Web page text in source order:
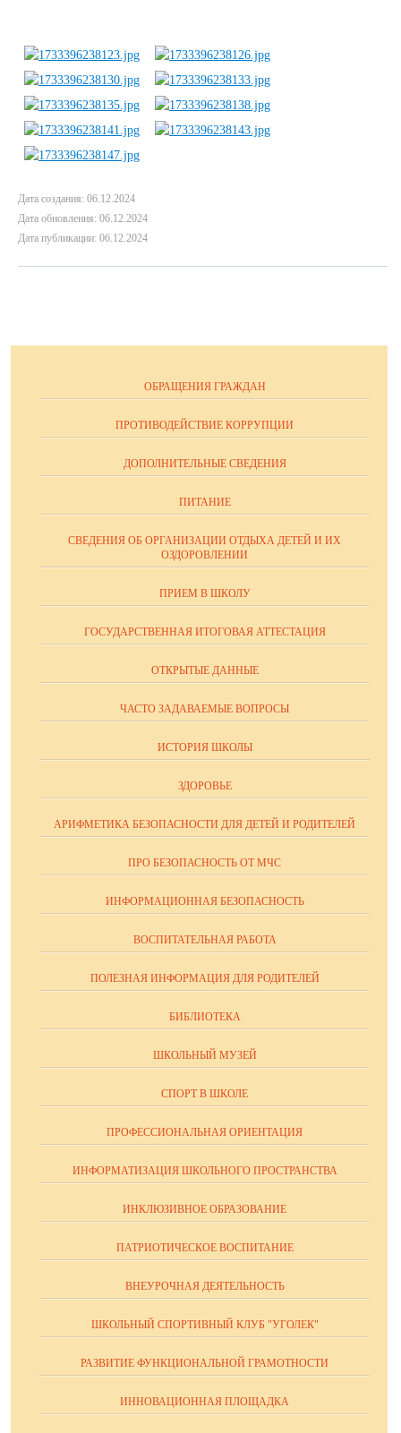
Дата создания: 06.12.2024
Дата обновления: 06.12.2024
Дата публикации: 06.12.2024
ОБРАЩЕНИЯ ГРАЖДАН
ПРОТИВОДЕЙСТВИЕ КОРРУПЦИИ
ДОПОЛНИТЕЛЬНЫЕ СВЕДЕНИЯ
ПИТАНИЕ
СВЕДЕНИЯ ОБ ОРГАНИЗАЦИИ ОТДЫХА ДЕТЕЙ И ИХ
ОЗДОРОВЛЕНИИ
ПРИЕМ В ШКОЛУ
ГОСУДАРСТВЕННАЯ ИТОГОВАЯ АТТЕСТАЦИЯ
ОТКРЫТЫЕ ДАННЫЕ
ЧАСТО ЗАДАВАЕМЫЕ ВОПРОСЫ
ИСТОРИЯ ШКОЛЫ
ЗДОРОВЬЕ
АРИФМЕТИКА БЕЗОПАСНОСТИ ДЛЯ ДЕТЕЙ И РОДИТЕЛЕЙ
ПРО БЕЗОПАСНОСТЬ ОТ МЧС
ИНФОРМАЦИОННАЯ БЕЗОПАСНОСТЬ
ВОСПИТАТЕЛЬНАЯ РАБОТА
ПОЛЕЗНАЯ ИНФОРМАЦИЯ ДЛЯ РОДИТЕЛЕЙ
БИБЛИОТЕКА
ШКОЛЬНЫЙ МУЗЕЙ
СПОРТ В ШКОЛЕ
ПРОФЕССИОНАЛЬНАЯ ОРИЕНТАЦИЯ
ИНФОРМАТИЗАЦИЯ ШКОЛЬНОГО ПРОСТРАНСТВА
ИНКЛЮЗИВНОЕ ОБРАЗОВАНИЕ
ПАТРИОТИЧЕСКОЕ ВОСПИТАНИЕ
ВНЕУРОЧНАЯ ДЕЯТЕЛЬНОСТЬ
ШКОЛЬНЫЙ СПОРТИВНЫЙ КЛУБ "УГОЛЕК"
РАЗВИТИЕ ФУНКЦИОНАЛЬНОЙ ГРАМОТНОСТИ
ИННОВАЦИОННАЯ ПЛОЩАДКА